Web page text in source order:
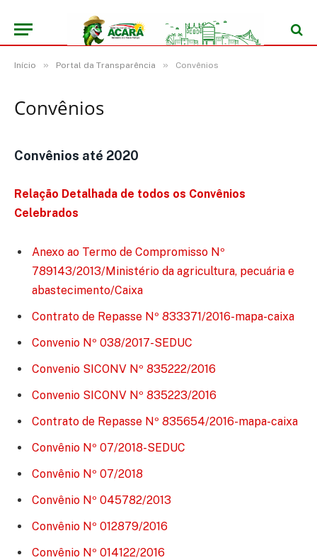
Início » Portal da Transparência » Convênios
Convênios
Convênios até 2020
Relação Detalhada de todos os Convênios
Celebrados
Anexo ao Termo de Compromisso Nº
789143/2013/Ministério da agricultura, pecuária e
abastecimento/Caixa
Contrato de Repasse Nº 833371/2016-mapa-caixa
Convenio Nº 038/2017-SEDUC
Convenio SICONV Nº 835222/2016
Convenio SICONV Nº 835223/2016
Contrato de Repasse Nº 835654/2016-mapa-caixa
Convênio Nº 07/2018-SEDUC
Convênio Nº 07/2018
Convênio Nº 045782/2013
Convênio Nº 012879/2016
Convênio Nº 014122/2016